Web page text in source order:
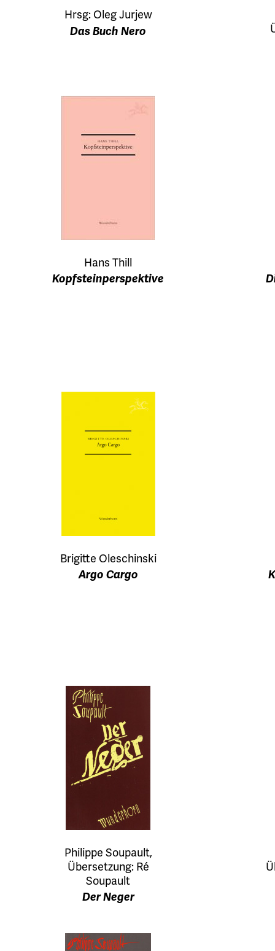
Hrsg: Oleg Jurjew
Das Buch Nero
Hans Thill
Kopfsteinperspektive
Brigitte Oleschinski
Argo Cargo
Philippe Soupault,
Übersetzung: Ré
Soupault
Der Neger